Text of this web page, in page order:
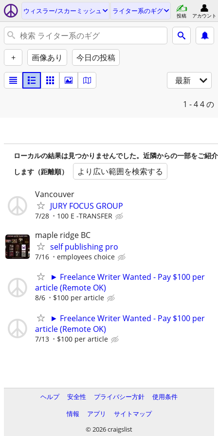
ウィスラー/スカーミッシュ ライター系のギグ
投稿 アカウント
+ 画像あり 今日の投稿
最新
1 - 44 の
ローカルの結果は見つかりませんでした。近隣からの一部をご紹介
します（距離順）
より広い範囲を検索する
Vancouver
JURY FOCUS GROUP
7/28 100 E -TRANSFER
maple ridge BC
self publishing pro
7/16 employees choice
► Freelance Writer Wanted - Pay $100 per
article (Remote OK)
8/6 $100 per article
► Freelance Writer Wanted - Pay $100 per
article (Remote OK)
7/13 $100 per article
ヘルプ 安全性 プライバシー方針
使用条件
情報
アプリ
サイトマップ
© 2026 craigslist